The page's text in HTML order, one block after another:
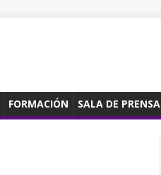
FORMACIÓN SALA DE PRENSA